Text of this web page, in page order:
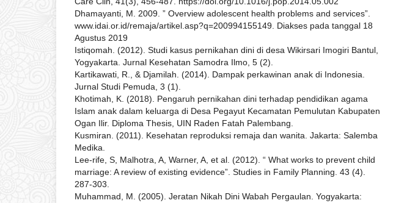
Dhamayanti, M. 2009. ” Overview adolescent health problems and services”.
www.idai.or.id/remaja/artikel.asp?q=200994155149. Diakses pada tanggal 18
Agustus 2019
Istiqomah. (2012). Studi kasus pernikahan dini di desa Wikirsari Imogiri Bantul,
Yogyakarta. Jurnal Kesehatan Samodra Ilmo, 5 (2).
Kartikawati, R., & Djamilah. (2014). Dampak perkawinan anak di Indonesia.
Jurnal Studi Pemuda, 3 (1).
Khotimah, K. (2018). Pengaruh pernikahan dini terhadap pendidikan agama
Islam anak dalam keluarga di Desa Pegayut Kecamatan Pemulutan Kabupaten
Ogan Ilir. Diploma Thesis, UIN Raden Fatah Palembang.
Kusmiran. (2011). Kesehatan reproduksi remaja dan wanita. Jakarta: Salemba
Medika.
Lee-rife, S, Malhotra, A, Warner, A, et al. (2012). “ What works to prevent child
marriage: A review of existing evidence”. Studies in Family Planning. 43 (4).
287-303.
Muhammad, M. (2005). Jeratan Nikah Dini Wabah Pergaulan. Yogyakarta: